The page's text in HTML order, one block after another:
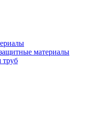
материалы
труб